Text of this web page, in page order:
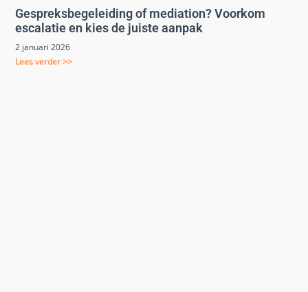
Gespreksbegeleiding of mediation? Voorkom
escalatie en kies de juiste aanpak
2 januari 2026
Lees verder >>